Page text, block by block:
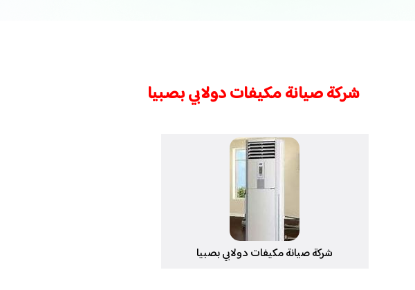
شركة صيانة مكيفات دولابي بصبيا
شركة صيانة مكيفات دولابي بصبيا